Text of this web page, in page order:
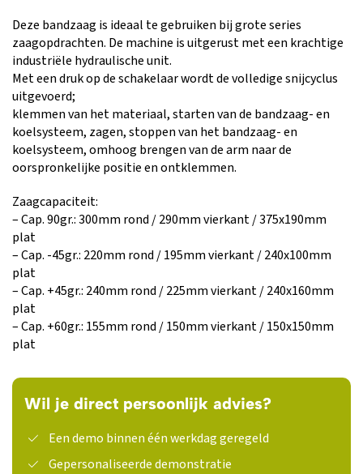
Deze bandzaag is ideaal te gebruiken bij grote series
zaagopdrachten. De machine is uitgerust met een krachtige
industriële hydraulische unit.
Met een druk op de schakelaar wordt de volledige snijcyclus
uitgevoerd;
klemmen van het materiaal, starten van de bandzaag- en
koelsysteem, zagen, stoppen van het bandzaag- en
koelsysteem, omhoog brengen van de arm naar de
oorspronkelijke positie en ontklemmen.
Zaagcapaciteit:
– Cap. 90gr.: 300mm rond / 290mm vierkant / 375x190mm
plat
– Cap. -45gr.: 220mm rond / 195mm vierkant / 240x100mm
plat
– Cap. +45gr.: 240mm rond / 225mm vierkant / 240x160mm
plat
– Cap. +60gr.: 155mm rond / 150mm vierkant / 150x150mm
plat
Wil je direct persoonlijk advies?
Een demo binnen één werkdag geregeld
Gepersonaliseerde demonstratie